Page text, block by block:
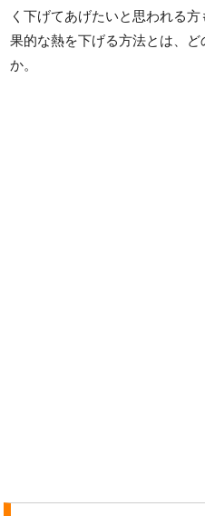
く下げてあげたいと思われる
果的な熱を下げる方法とは、
か。